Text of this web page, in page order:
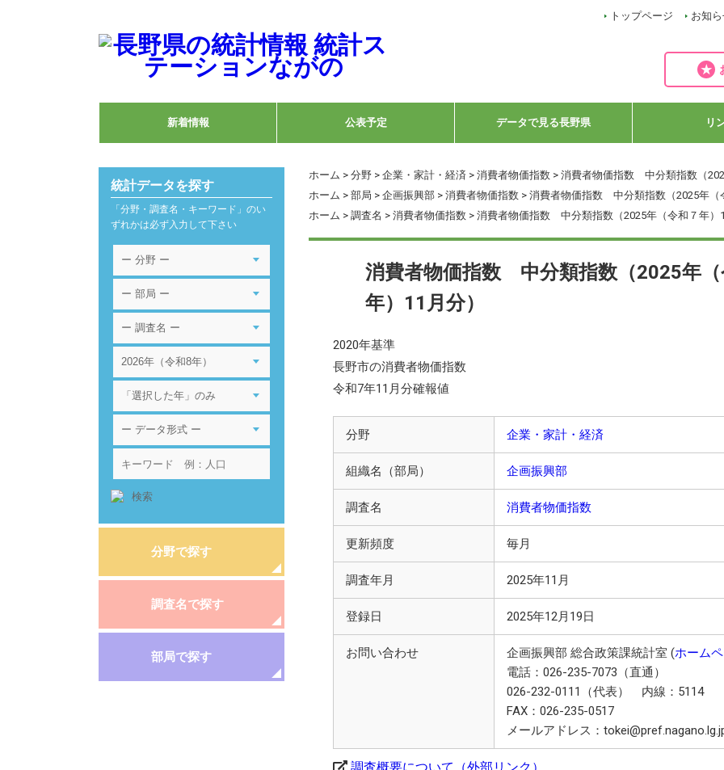
トップページ お知
新着情報 公表予定 データで見る長野県 リ
ホーム > 分野 > 企業・家計・経済 > 消費者物価指数 > 消費者物価指数 中分類指数（
ホーム > 部局 > 企画振興部 > 消費者物価指数 > 消費者物価指数 中分類指数（2025年（
ホーム > 調査名 > 消費者物価指数 > 消費者物価指数 中分類指数（2025年（令和７年）
消費者物価指数 中分類指数（2025年（
年）11月分）
2020年基準
長野市の消費者物価指数
令和7年11月分確報値
分野 企業・家計・経済
組織名（部局） 企画振興部
調査名 消費者物価指数
更新頻度 毎月
調査年月 2025年11月
登録日 2025年12月19日
お問い合わせ 企画振興部 総合政策課統計室 (ホーム
電話：026-235-7073（直通）
026-232-0111（代表） 内線：5114
FAX：026-235-0517
メールアドレス：
統計データを探す
「分野・調査名・キーワード」のい
ずれかは必ず入力して下さい
分野で探す
調査名で探す
部局で探す